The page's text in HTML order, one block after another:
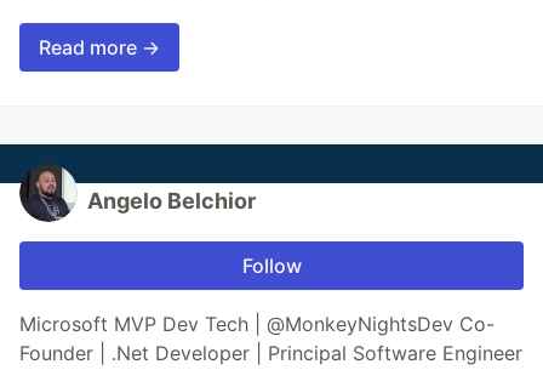
Read more →
Angelo Belchior
Follow
Microsoft MVP Dev Tech | @MonkeyNightsDev Co-
Founder | .Net Developer | Principal Software Engineer